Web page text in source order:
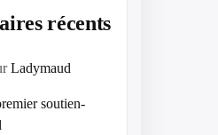
récents
Ladymaud
soutien-